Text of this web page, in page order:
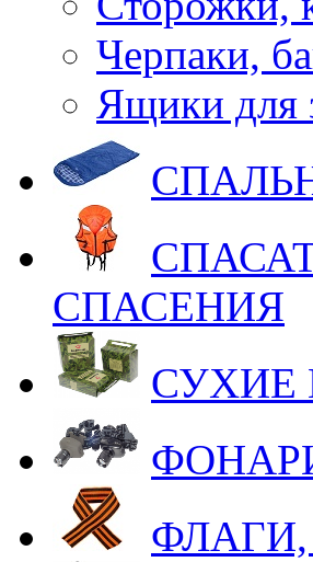
Черпаки,
Ящики для
СПАСЕНИЯ
СУХИЕ